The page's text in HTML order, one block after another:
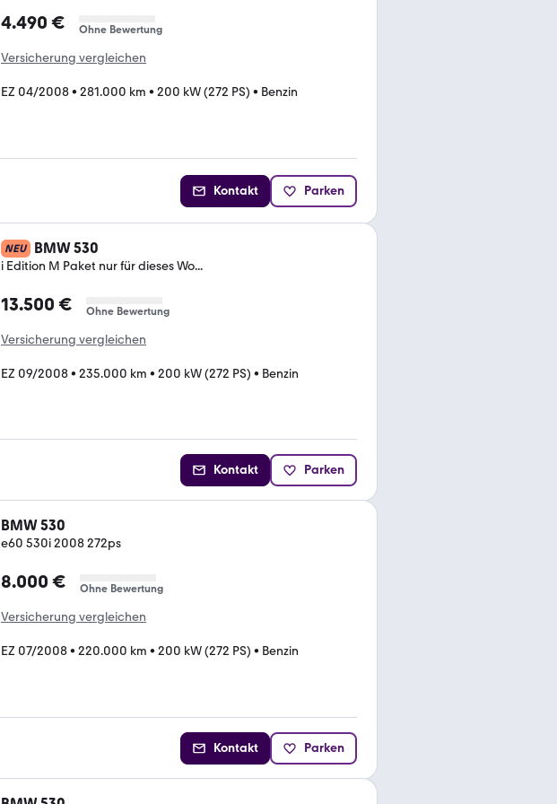
4.490 € Ohne Bewertung
Versicherung vergleichen
EZ 04/2008• 281.000 km • 200 kW (272 PS) • Benzin
Kontakt Parken
NEU BMW 530
i Edition M Paket nur für dieses Wo...
13.500 € Ohne Bewertung
Versicherung vergleichen
EZ 09/2008• 235.000 km • 200 kW (272 PS) • Benzin
Kontakt Parken
BMW 530
e60 530i 2008 272ps
8.000 € Ohne Bewertung
Versicherung vergleichen
EZ 07/2008• 220.000 km • 200 kW (272 PS) • Benzin
Kontakt Parken